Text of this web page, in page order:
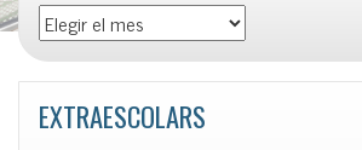
Totes
les
notícies
EXTRAESCOLARS